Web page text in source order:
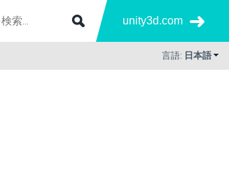
unity3d.com
言語: 日本語